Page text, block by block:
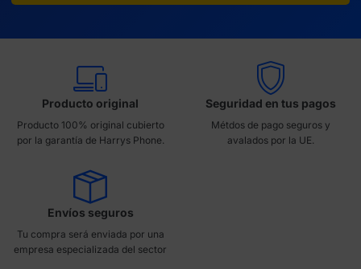
Producto original
Producto 100% original cubierto
por la garantía de Harrys Phone.
Seguridad en tus pagos
Métdos de pago seguros y
avalados por la UE.
Envíos seguros
Tu compra será enviada por una
empresa especializada del sector